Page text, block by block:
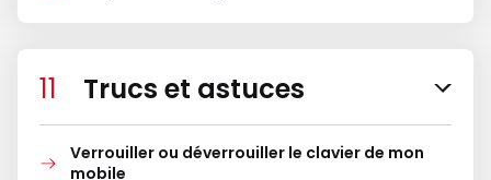
Trucs et astuces
Verrouiller ou déverrouiller le clavier de mon
mobile